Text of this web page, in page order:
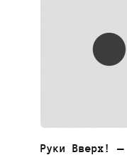
Руки Вверх! —